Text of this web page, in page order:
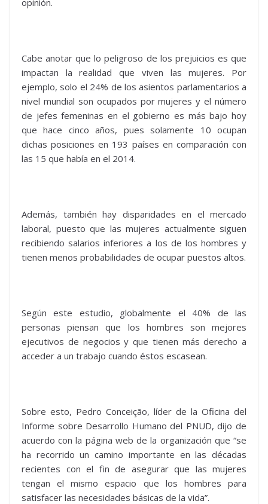
Cabe anotar que lo peligroso de los prejuicios es que
impactan la realidad que viven las mujeres. Por
ejemplo, solo el 24% de los asientos parlamentarios a
nivel mundial son ocupados por mujeres y el número
de jefes femeninas en el gobierno es más bajo hoy
que hace cinco años, pues solamente 10 ocupan
dichas posiciones en 193 países en comparación con
las 15 que había en el 2014.
Además, también hay disparidades en el mercado
laboral, puesto que las mujeres actualmente siguen
recibiendo salarios inferiores a los de los hombres y
tienen menos probabilidades de ocupar puestos altos.
Según este estudio, globalmente el 40% de las
personas piensan que los hombres son mejores
ejecutivos de negocios y que tienen más derecho a
acceder a un trabajo cuando éstos escasean.
Sobre esto, Pedro Conceição, líder de la Oficina del
Informe sobre Desarrollo Humano del PNUD, dijo de
acuerdo con la página web de la organización que “se
ha recorrido un camino importante en las décadas
recientes con el fin de asegurar que las mujeres
tengan el mismo espacio que los hombres para
satisfacer las necesidades básicas de la vida”.